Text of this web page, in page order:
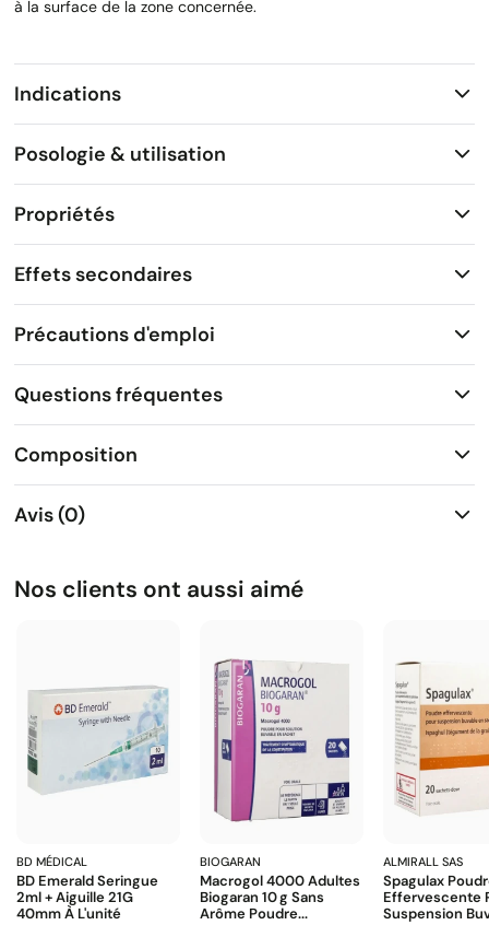
à la surface de la zone concernée.
Indications
Posologie & utilisation
Propriétés
Effets secondaires
Précautions d'emploi
Questions fréquentes
Composition
Avis (0)
Nos clients ont aussi aimé
BD MÉDICAL
BD Emerald Seringue
2ml + Aiguille 21G
40mm À L'unité
BIOGARAN
Macrogol 4000 Adultes
Biogaran 10 G Sans
Arôme Poudre...
ALMIRALL SAS
Spagulax
Effervescente
Suspension